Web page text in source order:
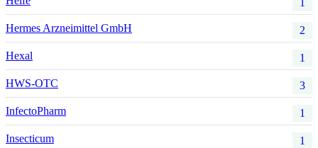
1
Hermes Arzneimittel GmbH 2
Hexal 1
HWS-OTC 3
InfectoPharm 1
Insecticum 1